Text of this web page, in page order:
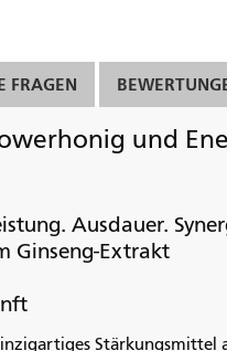
FRAGEN
und
Ausdauer.
Ginseng-Extrakt